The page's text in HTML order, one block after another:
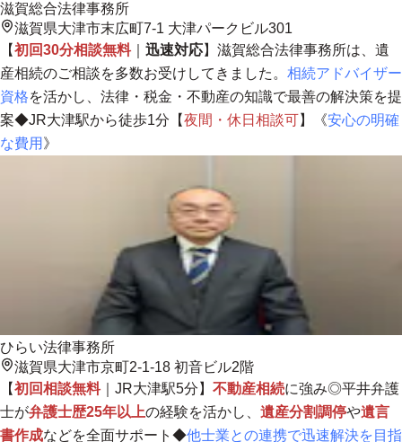
滋賀総合法律事務所
滋賀県大津市末広町7-1 大津パークビル301
【初回30分相談無料｜ 迅速対応】滋賀総合法律事務所は、遺
産相続のご相談を多数お受けしてきました。 相続アドバイザー
資格を活かし、法律・税金・不動産の知識で最善の解決策を提
案◆JR大津駅から徒歩1分【夜間・休日相談可】《安心の明確
な費用 》
ひらい法律事務所
滋賀県大津市京町2-1-18 初音ビル2階
【初回相談無料｜JR大津駅5分】 不動産相続に強み◎平井弁護
士が弁護士歴25年以上の経験を活かし、 遺産分割調停や遺言
書作成などを全面サポート◆他士業との連携で迅速解決を目指